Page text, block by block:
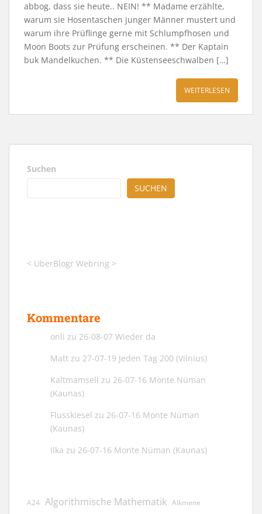
abbog, dass sie heute.. NEIN! ** Madame erzählte,
warum sie Hosentaschen junger Männer mustert und
warum ihre Prüflinge gerne mit Schlumpfhosen und
Moon Boots zur Prüfung erscheinen. ** Der Kaptain
buk Mandelkuchen. ** Die Küstenseeschwalben […]
WEITERLESEN
Suchen
SUCHEN
< UberBlogr Webring >
Kommentare
onli zu 26-08-07 Wieder da
Matt zu 27-07-19 Jeden Tag 200 (Vilnius)
Kaltmamsell zu 26-07-16 Monte Nüman
(Kaunas)
Flusskiesel zu 26-07-16 Monte Nüman
(Kaunas)
Ilka zu 26-07-16 Monte Nüman (Kaunas)
A24 Algorithmische Mathematik Alkmene